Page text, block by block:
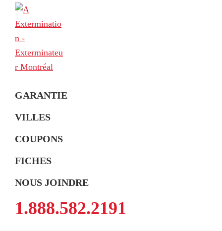
Skip
primary
navigation
Skip
main
content
Skip
footer
Montréal,
et
GARANTIE
VILLES
COUPONS
FICHES
NOUS JOINDRE
1.888.582.2191